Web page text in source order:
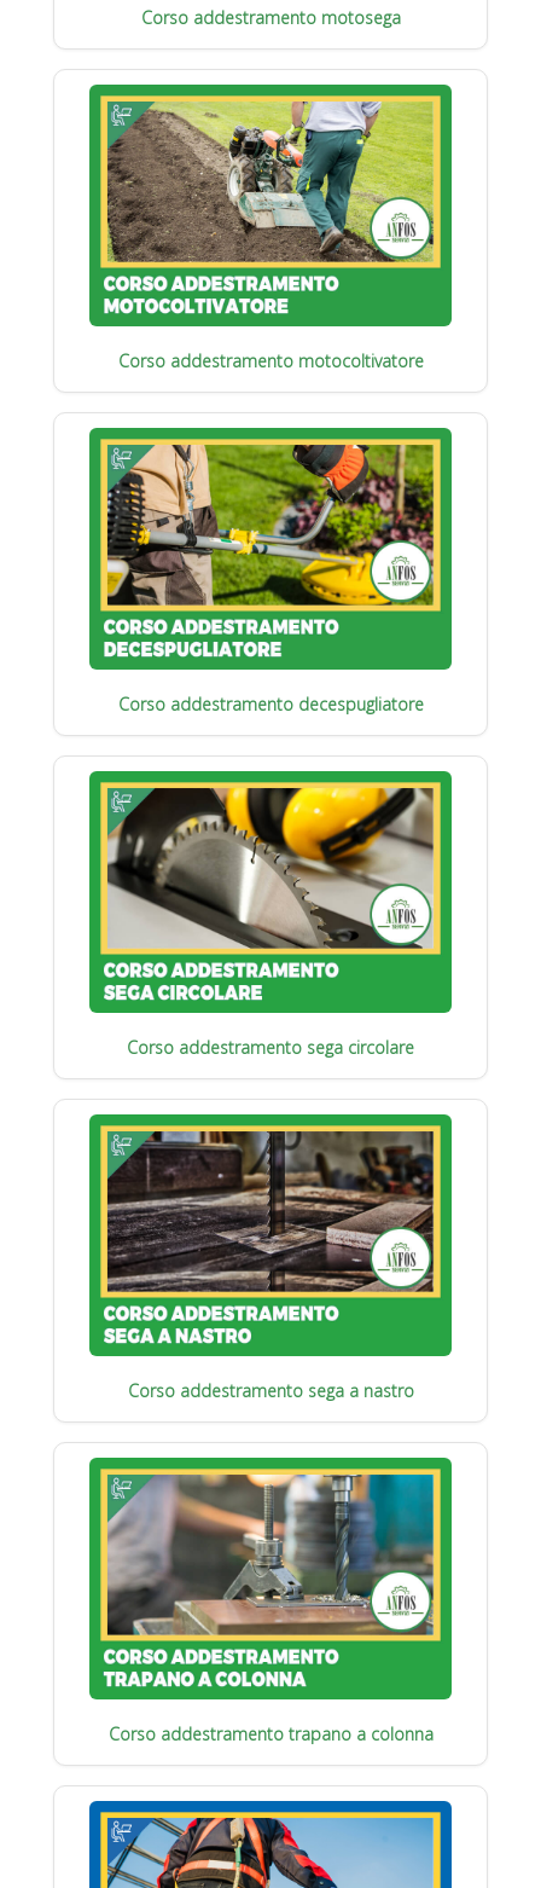
Corso addestramento motosega
Corso addestramento motocoltivatore
Corso addestramento decespugliatore
Corso addestramento sega circolare
Corso addestramento sega a nastro
Corso addestramento trapano a colonna